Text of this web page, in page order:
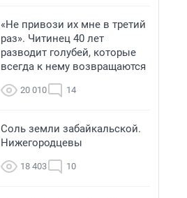
«Не привози их мне в третий
раз». Читинец 40 лет
разводит голубей, которые
всегда к нему возвращаются
20 010 14
Соль земли забайкальской.
Нижегородцевы
18 403 10